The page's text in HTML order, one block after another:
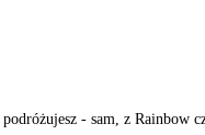
- sam, z Rainbow